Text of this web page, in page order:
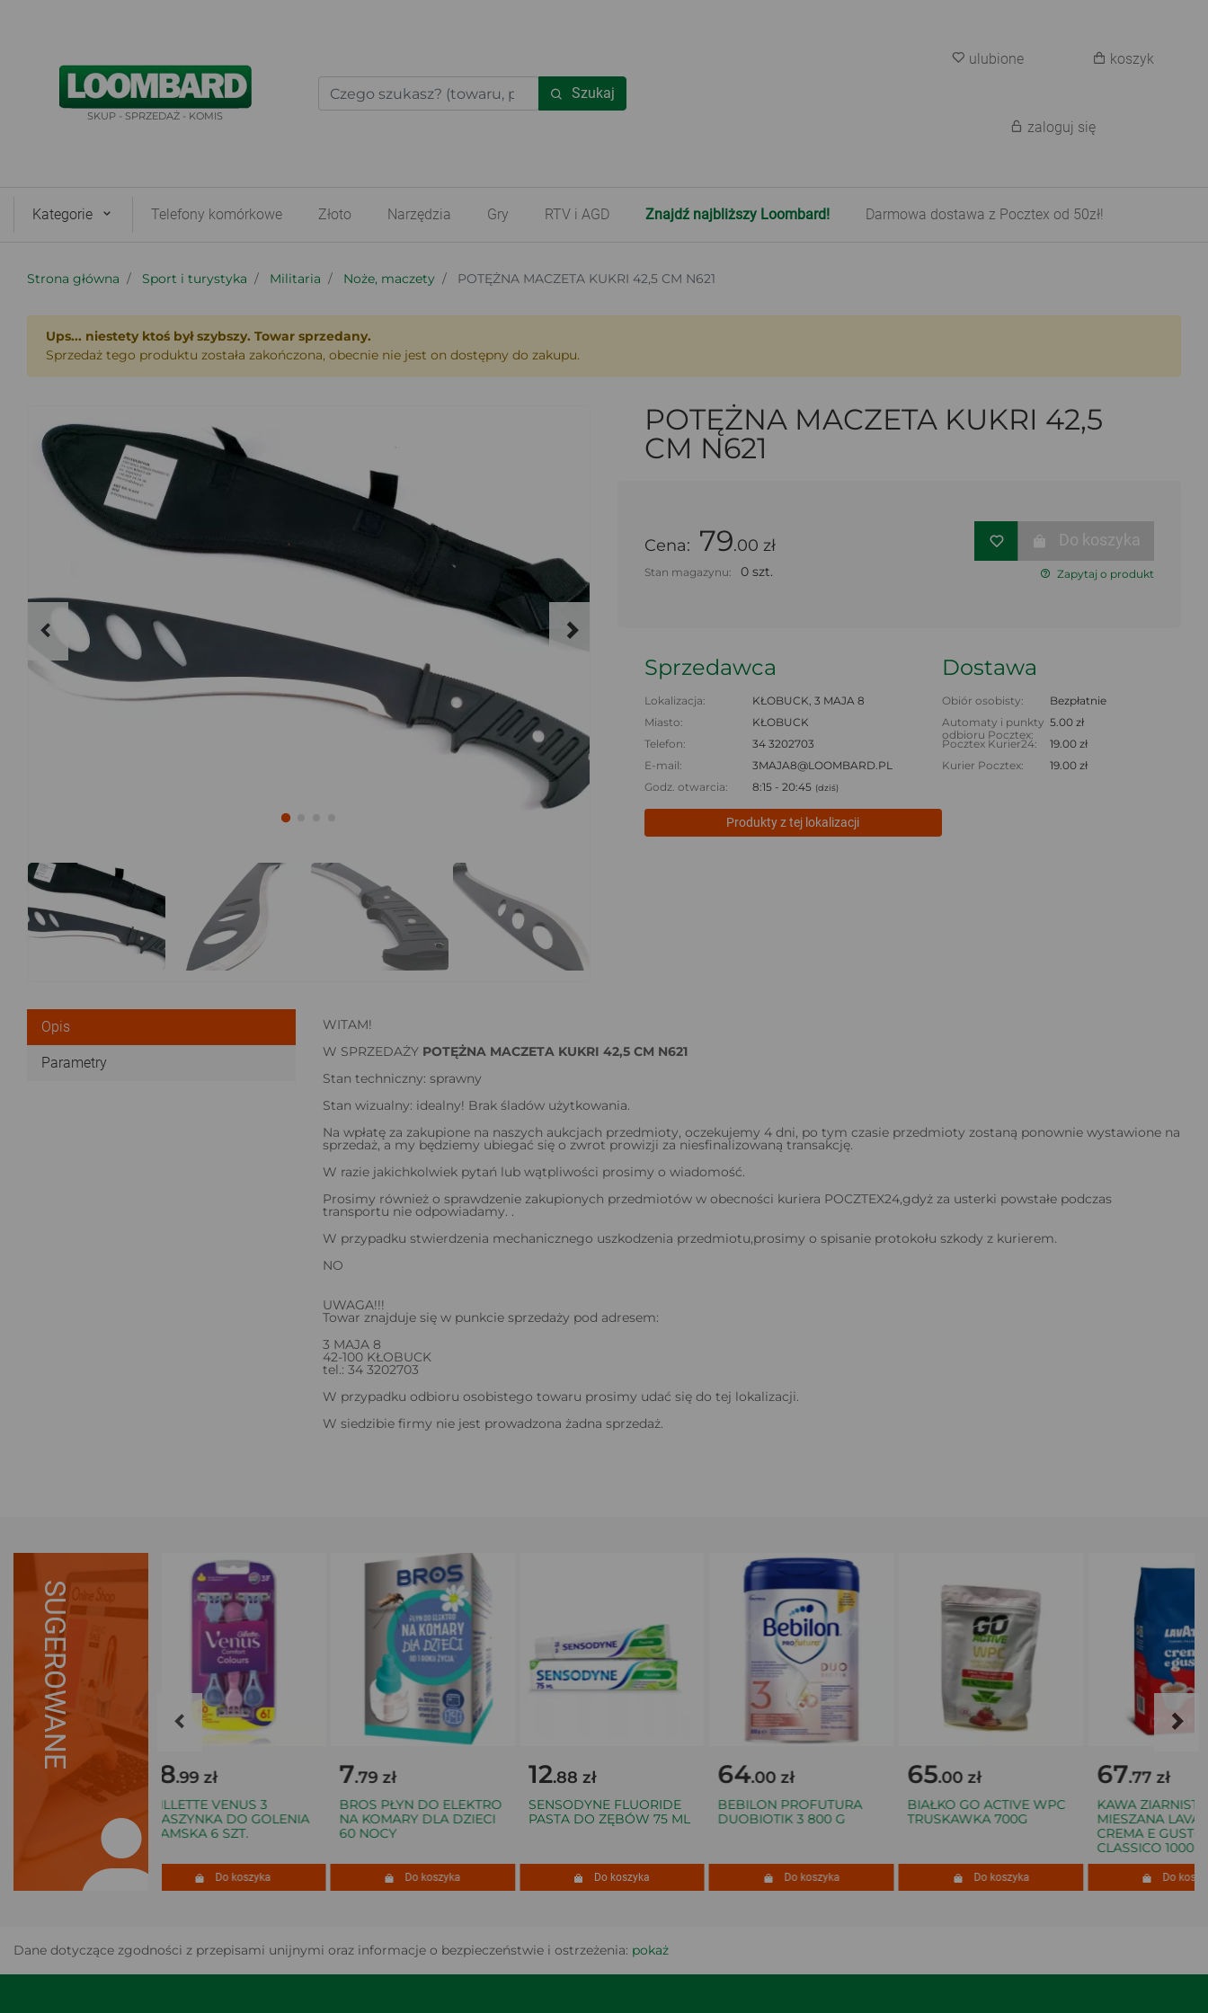
SKUP - SPRZEDAŻ - KOMIS
Szukaj
ulubione koszyk
zaloguj się
Kategorie Telefony komórkowe Złoto Narzędzia Gry RTV i AGD Znajdź najbliższy Loombard! Darmowa dostawa z Pocztex od 50zł!
Strona główna Sport i turystyka Militaria Noże, maczety POTĘŻNA MACZETA KUKRI 42,5 CM N621
Ups... niestety ktoś był szybszy. Towar sprzedany.
Sprzedaż tego produktu została zakończona, obecnie nie jest on dostępny do zakupu.
POTĘŻNA MACZETA KUKRI 42,5
CM N621
Cena: 79.00 zł
Stan magazynu: 0 szt.
Do koszyka
Zapytaj o produkt
Sprzedawca
Lokalizacja:
KŁOBUCK, 3 MAJA 8
Miasto:
KŁOBUCK
Telefon:
34 3202703
E-mail:
3MAJA8@LOOMBARD.PL
Godz. otwarcia:
8:15 - 20:45 (dziś)
Produkty z tej lokalizacji
Dostawa
Obiór osobisty:
Bezpłatnie
Automaty i punkty
odbioru Pocztex:
5.00 zł
Pocztex Kurier24:
19.00 zł
Kurier Pocztex:
19.00 zł
Opis
Parametry
WITAM!
W SPRZEDAŻY POTĘŻNA MACZETA KUKRI 42,5 CM N621
Stan techniczny: sprawny
Stan wizualny: idealny! Brak śladów użytkowania.
Na wpłatę za zakupione na naszych aukcjach przedmioty, oczekujemy 4 dni, po tym czasie przedmioty zostaną ponownie wystawione na
sprzedaż, a my będziemy ubiegać się o zwrot prowizji za niesfinalizowaną transakcję.
W razie jakichkolwiek pytań lub wątpliwości prosimy o wiadomość.
Prosimy również o sprawdzenie zakupionych przedmiotów w obecności kuriera POCZTEX24,gdyż za usterki powstałe podczas
transportu nie odpowiadamy. .
W przypadku stwierdzenia mechanicznego uszkodzenia przedmiotu,prosimy o spisanie protokołu szkody z kurierem.
NO
UWAGA!!!
Towar znajduje się w punkcie sprzedaży pod adresem:
3 MAJA 8
42-100 KŁOBUCK
tel.: 34 3202703
W przypadku odbioru osobistego towaru prosimy udać się do tej lokalizacji.
W siedzibie firmy nie jest prowadzona żadna sprzedaż.
SUGEROWANE
FLEX -2.5G-
.99 zł
GILLETTE VENUS 3
MASZYNKA DO GOLENIA
DAMSKA 6 SZT.
Do koszyka
7.79 zł
BROS PŁYN DO ELEKTRO
NA KOMARY DLA DZIECI
60 NOCY
Do koszyka
12.88 zł
SENSODYNE FLUORIDE
PASTA DO ZĘBÓW 75 ML
Do koszyka
64.00 zł
BEBILON PROFUTURA
DUOBIOTIK 3 800 G
Do koszyka
65.00 zł
BIAŁKO GO ACTIVE WPC
TRUSKAWKA 700G
Do koszyka
67.77 zł
KAWA ZIARNISTA
MIESZANA
CREMA E GUSTO
CLASSICO 1000 G
Do koszyka
Dane dotyczące zgodności z przepisami unijnymi oraz informacje o bezpieczeństwie i ostrzeżenia: pokaż